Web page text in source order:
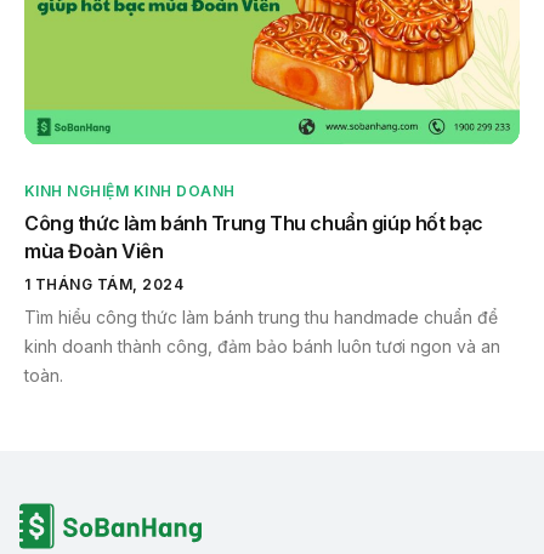
KINH NGHIỆM KINH DOANH
Công thức làm bánh Trung Thu chuẩn giúp hốt bạc
mùa Đoàn Viên
1 THÁNG TÁM, 2024
Tìm hiểu công thức làm bánh trung thu handmade chuẩn để
kinh doanh thành công, đảm bảo bánh luôn tươi ngon và an
toàn.